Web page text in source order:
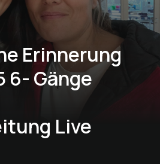
Erinnerung
6- Gänge
Live